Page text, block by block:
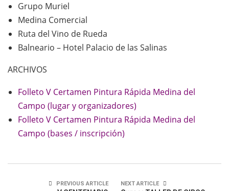
Grupo Muriel
Medina Comercial
Ruta del Vino de Rueda
Balneario – Hotel Palacio de las Salinas
ARCHIVOS
Folleto V Certamen Pintura Rápida Medina del
Campo (lugar y organizadores)
Folleto V Certamen Pintura Rápida Medina del
Campo (bases / inscripción)
PREVIOUS ARTICLE NEXT ARTICLE